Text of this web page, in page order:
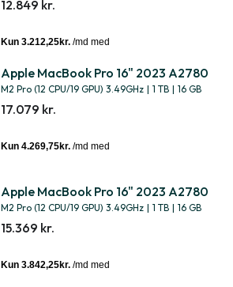
12.849 kr.
Apple MacBook Pro 16" 2023 A2780
M2 Pro (12 CPU/19 GPU) 3.49GHz | 1 TB | 16 GB
17.079 kr.
Apple MacBook Pro 16" 2023 A2780
M2 Pro (12 CPU/19 GPU) 3.49GHz | 1 TB | 16 GB
15.369 kr.